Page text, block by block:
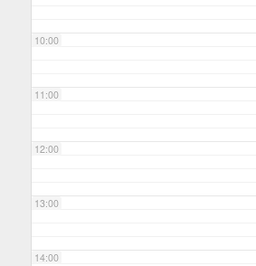
10:00
11:00
12:00
13:00
14:00